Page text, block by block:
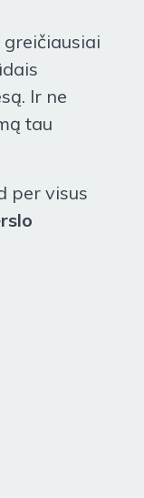
greičiausiai
Ir ne
tau
per visus